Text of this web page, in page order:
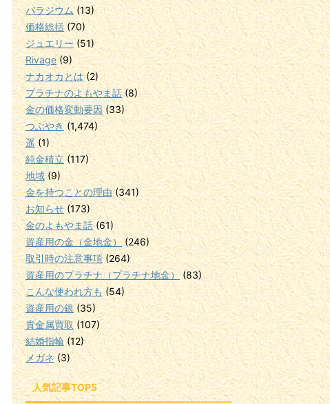
パラジウム (13)
価格総括 (70)
ジュエリー (51)
Rivage (9)
ナカオカとは(2)
プラチナのよもやま話 (8)
金の価格変動要因 (33)
つぶやき (1,474)
遥 (1)
純金積立 (117)
地域 (9)
金を持つことの理由 (341)
お知らせ (173)
金のよもやま話(61)
資産用の金（金地金）
(246)
取引時の注意事項 (264)
資産用のプラチナ（プラチナ地金）
(83)
こんな使われ方も (54)
資産用の銀 (35)
貴金属買取 (107)
結婚指輪 (12)
メガネ (3)
人気記事TOP5